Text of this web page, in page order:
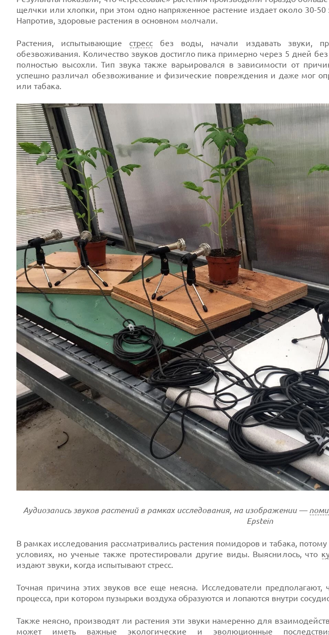
щелчки или хлопки, при этом одно напряженное растение издает около 30-
Напротив, здоровые растения в основном молчали.
Растения, испытывающие стресс без воды, начали издавать звуки,
обезвоживания. Количество звуков достигло пика примерно через 5 дней
полностью высохли. Тип звука также варьировался в зависимости от
успешно различал обезвоживание и физические повреждения и даже мог
или табака.
Аудиозапись звуков растений в рамках исследования, на изображении —
Epstein
В рамках исследования рассматривались растения помидоров и табака,
условиях, но ученые также протестировали другие виды. Выяснилось, что
издают звуки, когда испытывают стресс.
Точная причина этих звуков все еще неясна. Исследователи предполагают,
процесса, при котором пузырьки воздуха образуются и лопаются внутри
Также неясно, производят ли растения эти звуки намеренно для
может иметь важные экологические и эволюционные